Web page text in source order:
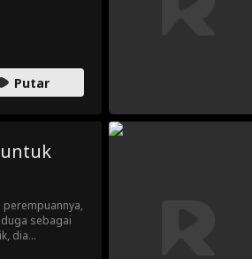
Putar
sebagai
dia